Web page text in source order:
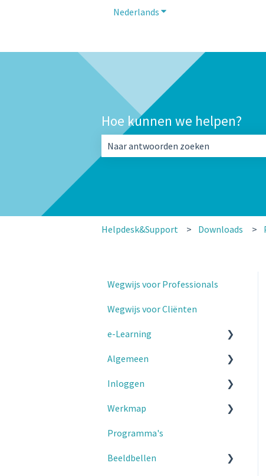
Nederlands Submenu tonen voor
Hoe kunnen we helpen?
Helpdesk&Support Downloads
Wegwijs voor Professionals
Wegwijs voor Cliënten
e-Learning
Microlearnings
e-learning voor
Algemeen
Voor Professionals
Voor Clienten
Inloggen
2-factor authenticatie
Werkmap
Voor Professionals
Voor Cliënten
Programma's
Beeldbellen